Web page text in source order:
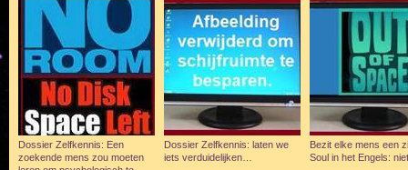
Dossier Zelfkennis: Een
zoekende mens zou moeten
Dossier Zelfkennis: laten we
iets verduidelijken…
Bezit elke mens een
Soul in het Engels: